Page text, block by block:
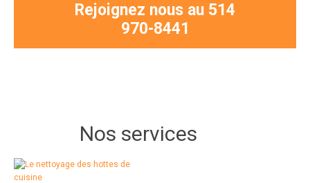
Rejoignez nous au 514
970-8441
Nos services